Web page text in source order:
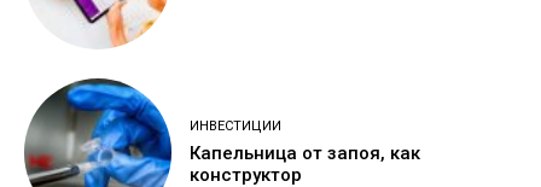
ИНВЕСТИЦИИ
Капельница от запоя, как
конструктор